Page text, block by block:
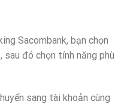
Sacombank, bạn chọn
sau đó chọn tính năng phù
sang tài khoản cùng